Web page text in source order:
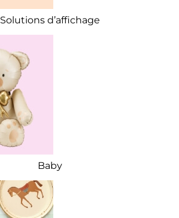
Solutions d’affichage
Baby